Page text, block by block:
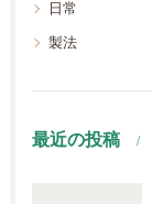
日常
製法
最近の投稿